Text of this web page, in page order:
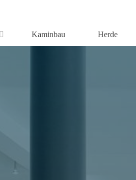
Kaminbau Herde